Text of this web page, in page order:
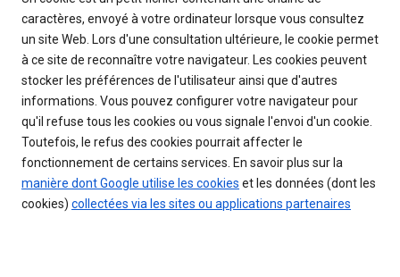
caractères, envoyé à votre ordinateur lorsque vous consultez
un site Web. Lors d'une consultation ultérieure, le cookie permet
à ce site de reconnaître votre navigateur. Les cookies peuvent
stocker les préférences de l'utilisateur ainsi que d'autres
informations. Vous pouvez configurer votre navigateur pour
qu'il refuse tous les cookies ou vous signale l'envoi d'un cookie.
Toutefois, le refus des cookies pourrait affecter le
fonctionnement de certains services. En savoir plus sur la
manière dont Google utilise les cookies et les données (dont les
cookies) collectées via les sites ou applications partenaires